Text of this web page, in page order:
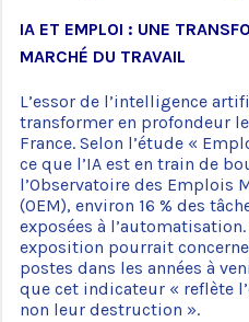
IA ET EMPLOI : UNE
MARCHÉ DU TRAVAIL
L’essor de l’intelligence
transformer en profondeur
France. Selon l’étude «
ce que l’IA est en train de
l’Observatoire des Emplois
(OEM), environ 16 % des
exposées à
exposition pourrait
postes dans les années à
que cet indicateur « reflète
non leur destruction ».